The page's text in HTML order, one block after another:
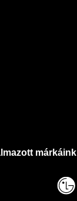
márkáink